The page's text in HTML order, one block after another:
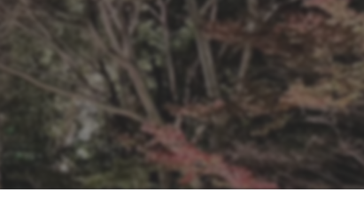
洋風庭園